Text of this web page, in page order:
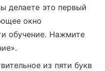
делаете это первый
окно
обучение. Нажмите
из пяти букв